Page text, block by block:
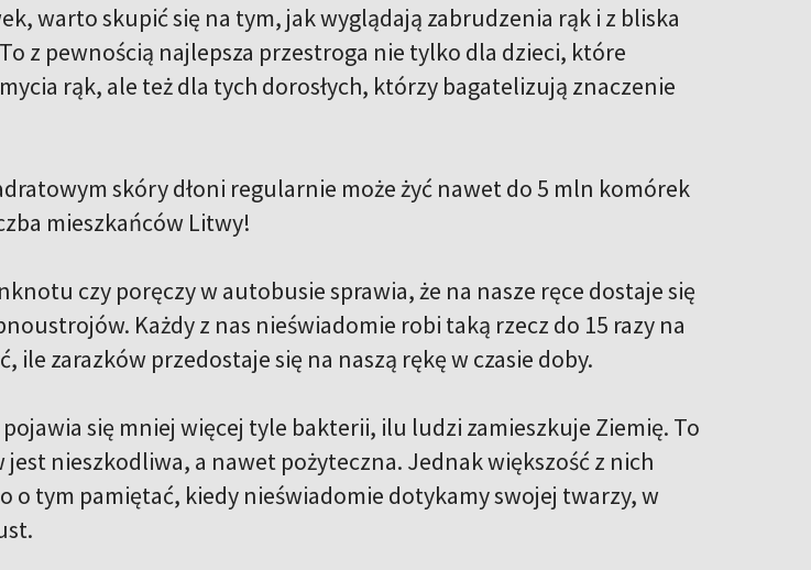
warto skupić się na tym, jak wyglądają zabrudzenia rąk i z bliska
z pewnością najlepsza przestroga nie tylko dla dzieci, które
rąk, ale też dla tych dorosłych, którzy bagatelizują znaczenie
skóry dłoni regularnie może żyć nawet do 5 mln komórek
mieszkańców Litwy!
czy poręczy w autobusie sprawia, że na nasze ręce dostaje się
Każdy z nas nieświadomie robi taką rzecz do 15 razy na
ile zarazków przedostaje się na naszą rękę w czasie doby.
pojawia się mniej więcej tyle bakterii, ilu ludzi zamieszkuje Ziemię. To
nieszkodliwa, a nawet pożyteczna. Jednak większość z nich
o tym pamiętać, kiedy nieświadomie dotykamy swojej twarzy, w